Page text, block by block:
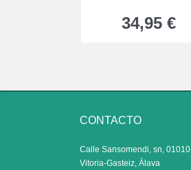
34,95 €
CONTACTO
Calle Sansomendi, sn, 01010
Vitoria-Gasteiz, Álava